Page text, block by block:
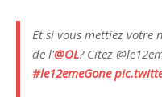
Et si vous mettiez votre
de l'@OL? Citez
#le12emeGone